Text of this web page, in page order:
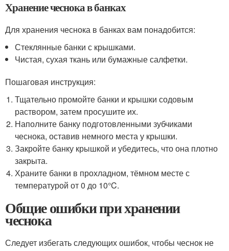
Хранение чеснока в банках
Для хранения чеснока в банках вам понадобится:
Стеклянные банки с крышками.
Чистая, сухая ткань или бумажные салфетки.
Пошаговая инструкция:
Тщательно промойте банки и крышки содовым
раствором, затем просушите их.
Наполните банку подготовленными зубчиками
чеснока, оставив немного места у крышки.
Закройте банку крышкой и убедитесь, что она плотно
закрыта.
Храните банки в прохладном, тёмном месте с
температурой от 0 до 10°C.
Общие ошибки при хранении
чеснока
Следует избегать следующих ошибок, чтобы чеснок не